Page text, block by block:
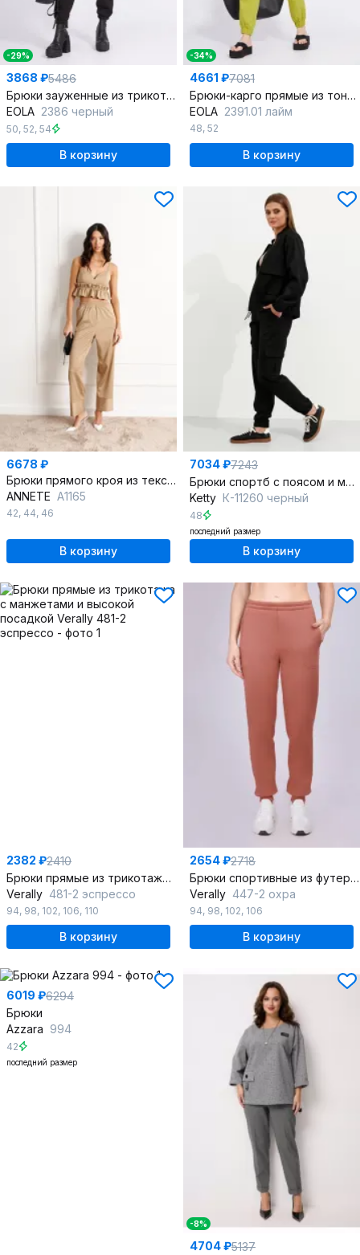
-29%
3868 ₽5486
Брюки зауженные из трикотажа на эластичной тесьме
EOLA 2386 черный
50, 52, 54
В корзину
-34%
4661 ₽7081
Брюки-карго прямые из тонкого джинса с ремнем
EOLA 2391.01 лайм
48, 52
В корзину
6678 ₽
Брюки прямого кроя из текстиля с резинкой пояса
ANNETE A1165
42, 44, 46
В корзину
7034 ₽7243
Брюки спортб с поясом и манжетами
Ketty К-11260 черный
48
последний размер
В корзину
2382 ₽2410
Брюки прямые из трикотажа с манжетами и высокой посадкой
Verally 481-2 эспрессо
94, 98, 102, 106, 110
В корзину
2654 ₽2718
Брюки спортивные из футера с высокой посадкой и карманами
Verally 447-2 охра
94, 98, 102, 106
В корзину
6019 ₽6294
Брюки
Azzara 994
42
последний размер
-8%
4704 ₽5137